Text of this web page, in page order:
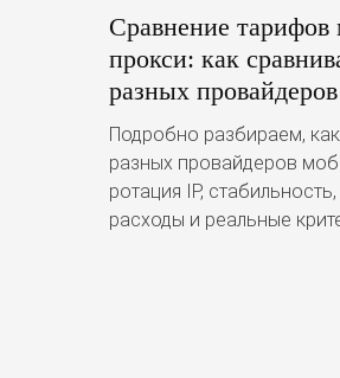
Сравнение
прокси: как
разных провайдеров
Подробно разбираем,
разных провайдеров
ротация IP,
расходы и реальные